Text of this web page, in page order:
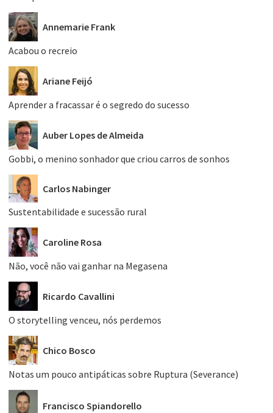
Annemarie Frank
Acabou o recreio
Ariane Feijó
Aprender a fracassar é o segredo do sucesso
Auber Lopes de Almeida
Gobbi, o menino sonhador que criou carros de sonhos
Carlos Nabinger
Sustentabilidade e sucessão rural
Caroline Rosa
Não, você não vai ganhar na Megasena
Ricardo Cavallini
O storytelling venceu, nós perdemos
Chico Bosco
Notas um pouco antipáticas sobre Ruptura (Severance)
Francisco Spiandorello